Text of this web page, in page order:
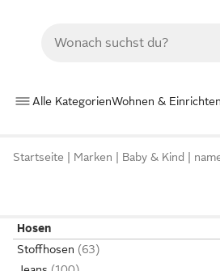
Alle KategorienWohnen & Einrichten
Startseite Marken Baby & Kind
Hosen
Stoffhosen